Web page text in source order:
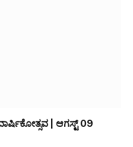
| ಆಗಸ್ಟ್ 09